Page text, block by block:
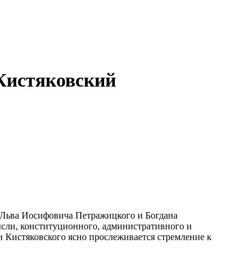
Иосифовича Петражицкого и Богдана
конституционного, административного и
ясно прослеживается стремление к